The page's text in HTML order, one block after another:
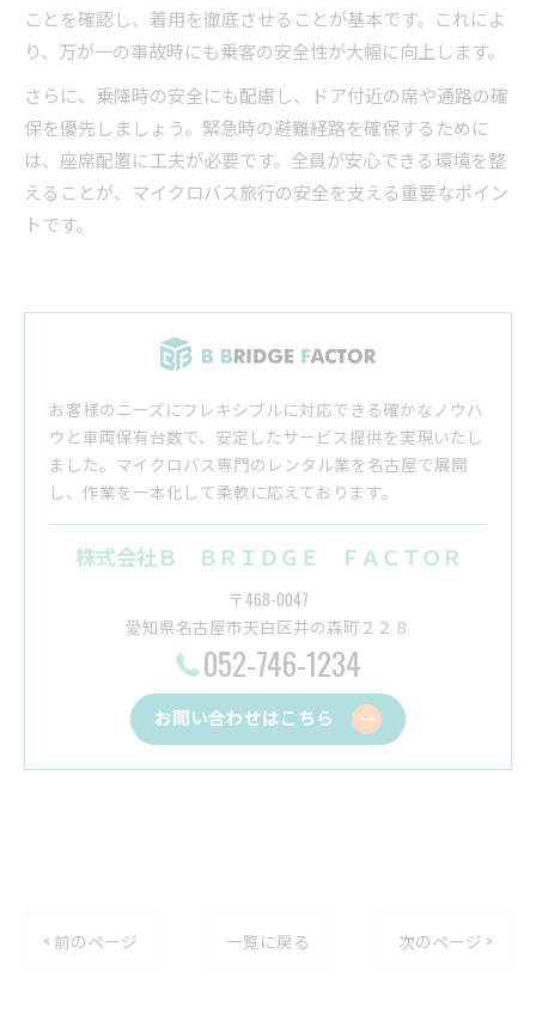
ことを確認し、着用を徹底させることが基本です。これによ
り、万が一の事故時にも乗客の安全性が大幅に向上します。
さらに、乗降時の安全にも配慮し、ドア付近の席や通路の確
保を優先しましょう。緊急時の避難経路を確保するために
は、座席配置に工夫が必要です。全員が安心できる環境を整
えることが、マイクロバス旅行の安全を支える重要なポイン
トです。
お客様のニーズにフレキシブルに対応できる確かなノウハ
ウと車両保有台数で、安定したサービス提供を実現いたし
ました。マイクロバス専門のレンタル業を名古屋で展開
し、作業を一本化して柔軟に応えております。
株式会社Ｂ ＢＲＩＤＧＥ ＦＡＣＴＯＲ
〒468-0047
愛知県名古屋市天白区井の森町２２８
052-746-1234
お問い合わせはこちら
< 前のページ 一覧に戻る 次のページ >